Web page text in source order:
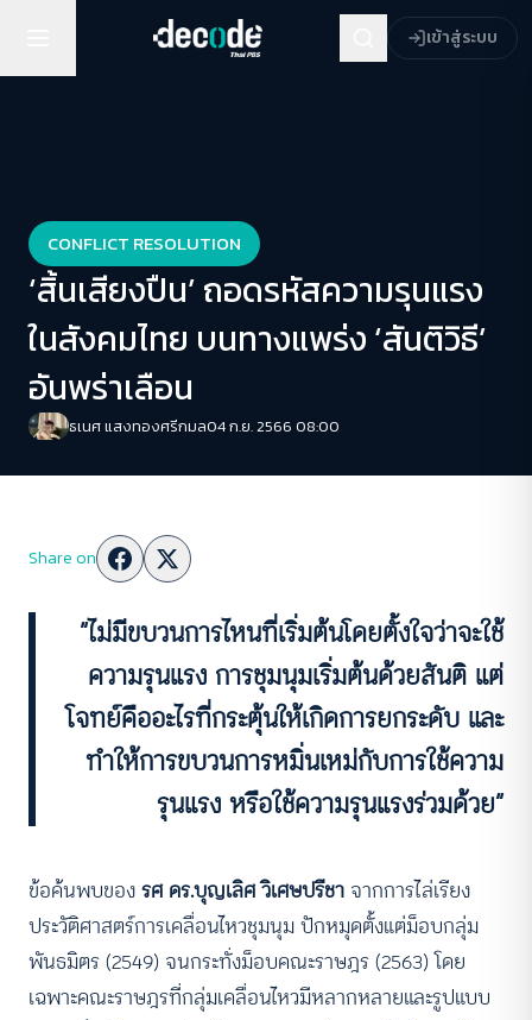
เข้าสู่ระบบ
CONFLICT RESOLUTION
‘สิ้นเสียงปืน’ ถอดรหัสความรุนแรง
ในสังคมไทย บนทางแพร่ง ‘สันติวิธี’
อันพร่าเลือน
ธเนศ แสงทองศรีกมล04 ก.ย. 2566 08:00
Share on
“ไม่มีขบวนการไหนที่เริ่มต้นโดยตั้งใจว่าจะใช้
ความรุนแรง การชุมนุมเริ่มต้นด้วยสันติ แต่
โจทย์คืออะไรที่กระตุ้นให้เกิดการยกระดับ และ
ทำให้การขบวนการหมิ่นเหม่กับการใช้ความ
รุนแรง หรือใช้ความรุนแรงร่วมด้วย”
ข้อค้นพบของรศ ดร.บุญเลิศ วิเศษปรีชา จากการไล่เรียง
ประวัติศาสตร์การเคลื่อนไหวชุมนุม ปักหมุดตั้งแต่ม็อบกลุ่ม
พันธมิตร (2549) จนกระทั่งม็อบคณะราษฎร (2563) โดย
เฉพาะคณะราษฎรที่กลุ่มเคลื่อนไหวมีหลากหลายและรูปแบบ